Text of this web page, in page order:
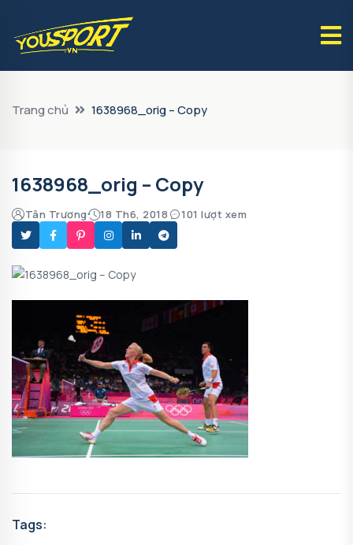
Trang chủ 1638968_orig – Copy
1638968_orig – Copy
Tân Trương 18 Th6, 2018 101 lượt xem
Tags: